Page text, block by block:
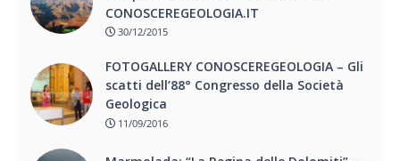
CONOSCEREGEOLOGIA.IT
30/12/2015
FOTOGALLERY CONOSCEREGEOLOGIA – Gli
scatti dell’88° Congresso della Società
Geologica
11/09/2016